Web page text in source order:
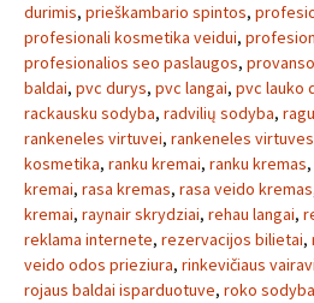
durimis, prieškambario spintos,
profesionali kosmetika veidui,
profesionalios seo paslaugos,
baldai, pvc durys, pvc langai, pvc lauko
rackausku sodyba, radvilių sodyba,
rankeneles virtuvei, rankeneles
kosmetika, ranku kremai, ranku kremas,
kremai, rasa kremas, rasa veido kremas
kremai, raynair skrydziai, rehau langai,
reklama internete, rezervacijos bilietai,
veido odos prieziura, rinkevičiaus
rojaus baldai isparduotuve, roko sodyba